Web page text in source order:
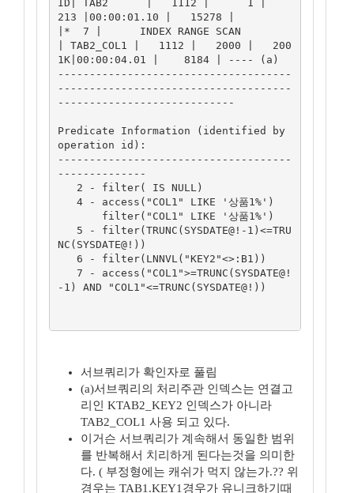
ID| TAB2      |   1112 |      1 |
213 |00:00:01.10 |   15278 |
|*  7 |      INDEX RANGE SCAN
| TAB2_COL1 |   1112 |   2000 |   200
1K|00:00:04.01 |    8184 | ---- (a)
-------------------------------------
-------------------------------------
----------------------------
Predicate Information (identified by
operation id):
-------------------------------------
--------------
NC(SYSDATE@!))
-1) AND "COL1"<=TRUNC(SYSDATE@!))
서브쿼리가 확인자로 풀림
(a)서브쿼리의 처리주관 인덱스는 연결고
리인 KTAB2_KEY2 인덱스가 아니라
TAB2_COL1 사용 되고 있다.
이거슨 서브쿼리가 계속해서 동일한 범위
를 반복해서 치리하게 된다는것을 의미한
다. ( 부정형에는 캐쉬가 먹지 않는가.?? 위
경우는 TAB1.KEY1경우가 유니크하기때